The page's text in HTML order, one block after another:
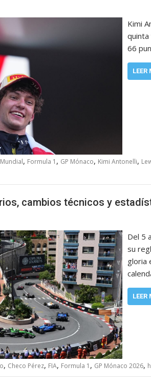
Kimi
quinta
66
LEER
, Formula 1 , GP Mónaco, Kimi Antonelli,
cambios técnicos y
Del 5
su
gloria
LEER
, Checo Pérez, FIA, Formula 1 , GP Mónaco 2026,